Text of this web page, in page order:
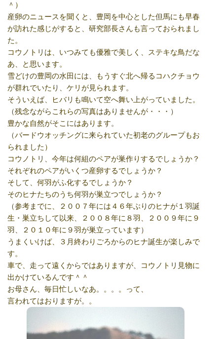
＾）
産卵のニュースを聞くと、豊岡を中心とした但馬にも早春
が訪れた感じがすると、研究部長さんも言っておられまし
た。
コウノトリは、いつみても優雅で美しく、ステキな鳥だな
あ、と思います。
雪どけの豊岡の水田には、もうすぐ北へ帰るコハクチョウ
が群れでいたり、ケリが見られます。
そういえば、ヒバリも鳴いて空へ舞い上がっていました。
（残念ながらこれらの写真はありませんが・・・）
豊かな自然がそこにはあります。
（バードウオッチングに来られていた初老のグループもお
られました）
コウノトリ、今年は何組のペアが巣作りするでしょうか？
それぞれのペアがいくつ産卵するでしょうか？
そして、何羽がふ化するでしょうか？
そのヒナたちのうち何羽が巣立つでしょうか？
（参考までに、２００７年には４６年ぶりのヒナが１羽誕
生・巣立ちして以来、２００８年に８羽、２００９年に９
羽、２０１０年に９羽が巣立っています）
うまくいけば、３月終わりごろからのヒナ誕生が楽しみで
す。
車で、走って遠くからではありますが、コウノトリ見物に
出かけているんです＾＾
お母さん、毎日忙しいなあ。。。。って、
言われてはおりますが。。